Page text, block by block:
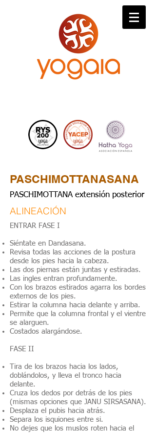
PASCHIMOTTANASANA
PASCHIMOTTANA extensión posterior
ALINEACIÓN
ENTRAR FASE I
Siéntate en Dandasana.
Revisa todas las acciones de la postura
desde los pies hacia la cabeza.
Las dos piernas están juntas y estiradas.
Las ingles entran profundamente.
Con los brazos estirados agarra los bordes
externos de los pies.
Estirar la columna hacia delante y arriba.
Permite que la columna frontal y el vientre
se alarguen.
Costados alargándose.
FASE II
Tira de los brazos hacia los lados,
doblándolos, y lleva el tronco hacia
delante.
Cruza los dedos por detrás de los pies
(mismas opciones que JANU SIRSASANA).
Desplaza el pubis hacia atrás.
Separa los isquiones entre si.
No dejes que los muslos roten hacia el